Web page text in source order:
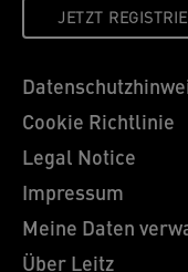
JETZT
Cookie Richtlinie
Legal Notice
Impressum
Meine Daten
Über Leitz